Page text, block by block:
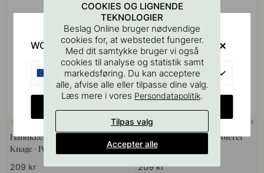
3M-TAPE
Håndklædekrog Base 210 3-
Knage - Poleret Messing
209 kr
+ FARVER
Dobbeltknage Calm - Poleret
Krom
209 kr
COOKIES OG LIGNENDE
TEKNOLOGIER
Beslag Online bruger nødvendige
cookies for, at webstedet fungerer.
Med dit samtykke bruger vi også
cookies til analyse og statistik samt
markedsføring. Du kan acceptere
alle, afvise alle eller tilpasse dine valg.
Læs mere i vores Persondatapolitik.
Tilpas valg
Accepter alle
WOULD YOU RATHER VISIT?
EU